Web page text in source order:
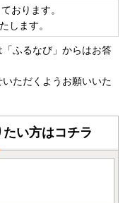
翌月までの範囲内で
すと、お礼品の価格変
いただきますよう、よ
マイナンバー通知カー
れた氏名、住所等が住
いる場合に限り、通知
おります。
します。
ふるなび」からはお答
ただくようお願いいた
い方はコチラ